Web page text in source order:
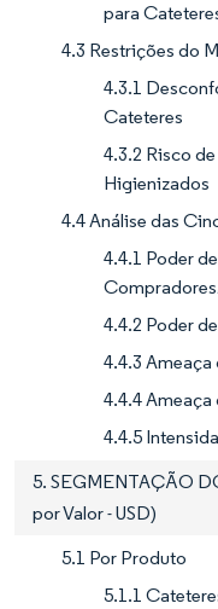
para
4.3 Restrições do
4.3.1
Cateteres
4.3.2 Risco
Higienizados
4.4 Análise das
4.4.1 Poder
4.4.2 Poder
4.4.3
4.4.4
4.4.5
5. SEGMENTAÇÃO
por Valor - USD)
5.1 Por Produto
5.1.1